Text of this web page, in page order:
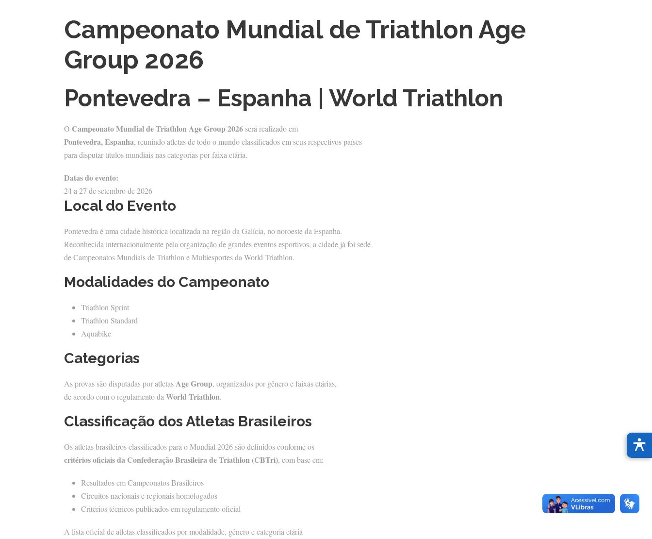
Campeonato Mundial de Triathlon Age
Group 2026
Pontevedra – Espanha | World Triathlon
O Campeonato Mundial de Triathlon Age Group 2026 será realizado em
Pontevedra, Espanha, reunindo atletas de todo o mundo classificados em seus respectivos países
para disputar títulos mundiais nas categorias por faixa etária.
Datas do evento:
24 a 27 de setembro de 2026
Local do Evento
Pontevedra é uma cidade histórica localizada na região da Galícia, no noroeste da Espanha.
Reconhecida internacionalmente pela organização de grandes eventos esportivos, a cidade já foi sede
de Campeonatos Mundiais de Triathlon e Multiesportes da World Triathlon.
Modalidades do Campeonato
Triathlon Sprint
Triathlon Standard
Aquabike
Categorias
As provas são disputadas por atletasAge Group, organizados por gênero e faixas etárias,
de acordo com o regulamento daWorld Triathlon.
Classificação dos Atletas Brasileiros
Os atletas brasileiros classificados para o Mundial 2026 são definidos conforme os
critérios oficiais da Confederação Brasileira de Triathlon (CBTri), com base em:
Resultados em Campeonatos Brasileiros
Circuitos nacionais e regionais homologados
Critérios técnicos publicados em regulamento oficial
A lista oficial de atletas classificados por modalidade, gênero e categoria etária